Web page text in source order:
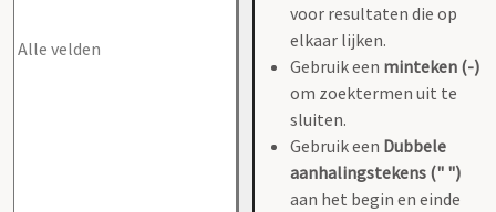
voor resultaten die op
elkaar lijken.
Gebruik een minteken (-)
om zoektermen uit te
sluiten.
Gebruik een Dubbele
aanhalingstekens (" ")
aan het begin en einde